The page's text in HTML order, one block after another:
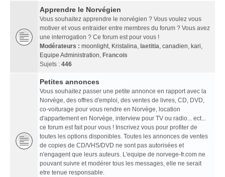
Apprendre le Norvégien
Vous souhaitez apprendre le norvégien ? Vous voulez vous
motiver et vous entraider entre membres du forum ? Vous avez
une interrogation ? Ce forum est pour vous !
Modérateurs : moonlight, Kristalina, laetitia, canadien, kari,
Equipe Administration, Francois
Sujets : 446
Petites annonces
Vous souhaitez passer une petite annonce en rapport avec la
Norvège, des offres d'emploi, des ventes de livres, CD, DVD,
co-voiturage pour vous rendre en Norvège, location
d'appartement en Norvège, interview pour TV ou radio... ect...
ce forum est fait pour vous ! Inscrivez vous pour profiter de
toutes les options disponibles. Toutes les annonces de ventes
de copies de CD/VHS/DVD ne sont pas autorisées et
n'engagent que leurs auteurs. L'equipe de norvege-fr.com ne
pouvant suivre et modérer tous les messages, elle ne serait
etre tenue responsable.